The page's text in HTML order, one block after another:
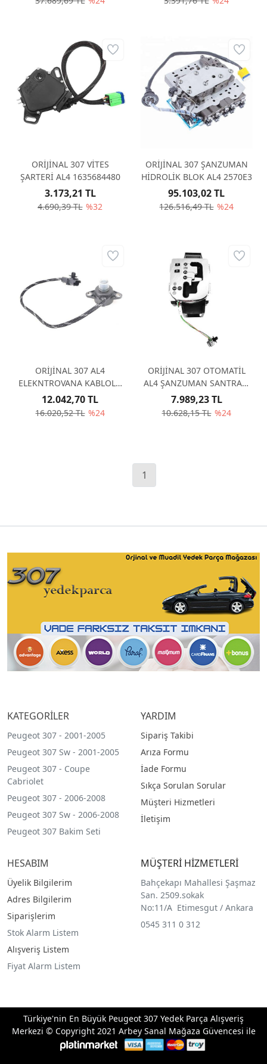
ORİJİNAL 307 VİTES
ŞARTERİ AL4 1635684480
4.690,39 TL %32
3.173,21 TL
ORİJİNAL 307 ŞANZUMAN
HİDROLİK BLOK AL4 2570E3
126.516,49 TL %24
95.103,02 TL
ORİJİNAL 307 AL4
ELEKNTROVANA KABLOLU
ALT 252979 , 8201360522
16.020,52 TL %24
12.042,70 TL
ORİJİNAL 307 OTOMATİL
AL4 ŞANZUMAN SANTRALİ
2461A9
10.628,15 TL %24
7.989,23 TL
1
KATEGORİLER
Peugeot 307 - 2001-2005
Peugeot 307 Sw - 2001-2005
Peugeot 307 - Coupe
Cabriolet
Peugeot 307 - 2006-2008
Peugeot 307 Sw - 2006-2008
Peugeot 307 Bakim Seti
YARDIM
Sipariş Takibi
Arıza Formu
İade Formu
Sıkça Sorulan Sorular
Müşteri Hizmetleri
İletişim
HESABIM
Üyelik Bilgilerim
Adres Bilgilerim
Siparişlerim
Stok Alarm Listem
Alışveriş Listem
Fiyat Alarm Listem
MÜŞTERİ HİZMETLERİ
Bahçekapı Mahallesi Şaşmaz
San. 2509.sokak
No:11/A Etimesgut / Ankara
0545 311 0 312
Türkiye'nin En Büyük Peugeot 307 Yedek Parça Alışveriş
Merkezi © Copyright 2021 Arbey Sanal Mağaza Güvencesi ile